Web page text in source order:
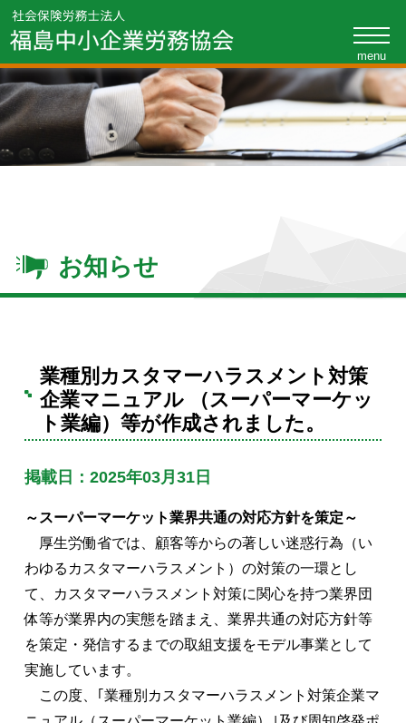
toggle
お知らせ
業種別カスタマーハラスメント対策
企業マニュアル （スーパーマーケッ
ト業編）等が作成されました。
掲載日：2025年03月31日
～スーパーマーケット業界共通の対応方針を策定～
厚生労働省では、顧客等からの著しい迷惑行為（い
わゆるカスタマーハラスメント）の対策の一環とし
て、カスタマーハラスメント対策に関心を持つ業界団
体等が業界内の実態を踏まえ、業界共通の対応方針等
を策定・発信するまでの取組支援をモデル事業として
実施しています。
この度、｢業種別カスタマーハラスメント対策企業マ